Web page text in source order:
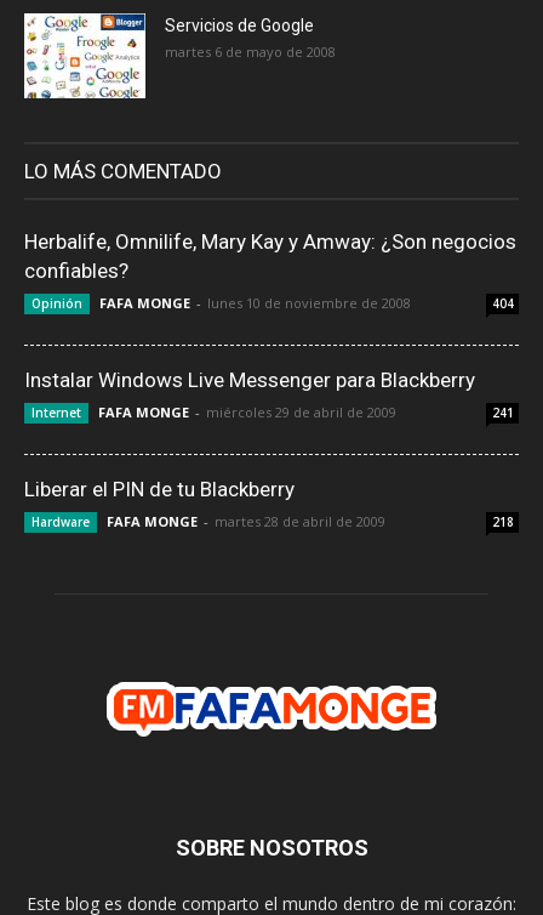
Servicios de Google
martes 6 de mayo de 2008
LO MÁS COMENTADO
Herbalife, Omnilife, Mary Kay y Amway: ¿Son negocios
confiables?
Opinión FAFA MONGE - lunes 10 de noviembre de 2008 404
Instalar Windows Live Messenger para Blackberry
Internet FAFA MONGE - miércoles 29 de abril de 2009 241
Liberar el PIN de tu Blackberry
Hardware FAFA MONGE - martes 28 de abril de 2009 218
SOBRE NOSOTROS
Este blog es donde comparto el mundo dentro de mi corazón: